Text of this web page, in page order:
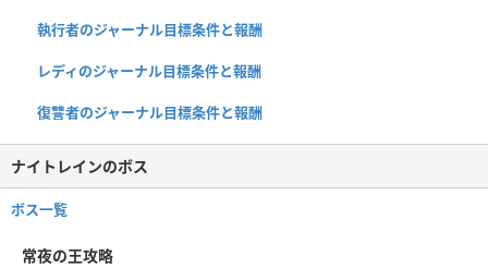
執行者のジャーナル目標条件と報酬
レディのジャーナル目標条件と報酬
復讐者のジャーナル目標条件と報酬
ナイトレインのボス
ボス一覧
常夜の王攻略